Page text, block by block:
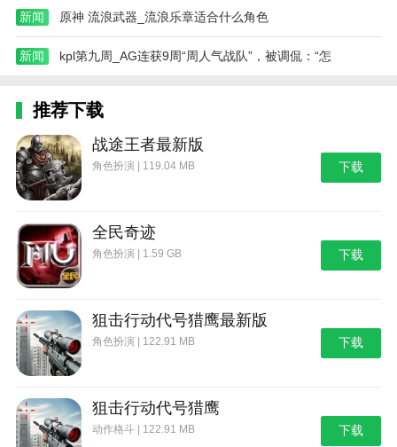
新闻 原神 流浪武器_流浪乐章适合什么角色
新闻 kpl第九周_AG连获9周“周人气战队”，被调侃：“怎
推荐下载
战途王者最新版
角色扮演 | 119.04 MB 下载
全民奇迹
角色扮演 | 1.59 GB 下载
狙击行动代号猎鹰最新版
角色扮演 | 122.91 MB 下载
狙击行动代号猎鹰
动作格斗 | 122.91 MB 下载